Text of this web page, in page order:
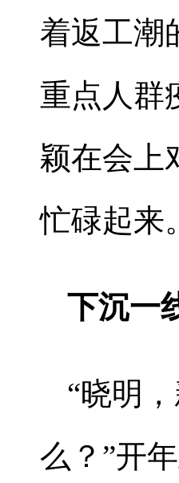
着返工潮
重点人群
颖在会上
忙碌起来。
下沉一
“晓明
么？”开